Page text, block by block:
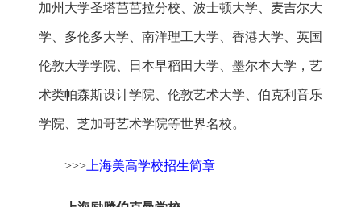
加州大学圣塔芭芭拉分校、波士顿大学、麦吉尔大
学、多伦多大学、南洋理工大学、香港大学、英国
伦敦大学学院、日本早稻田大学、墨尔本大学，艺
术类帕森斯设计学院、伦敦艺术大学、伯克利音乐
学院、芝加哥艺术学院等世界名校。
>>> 上海美高学校招生简章